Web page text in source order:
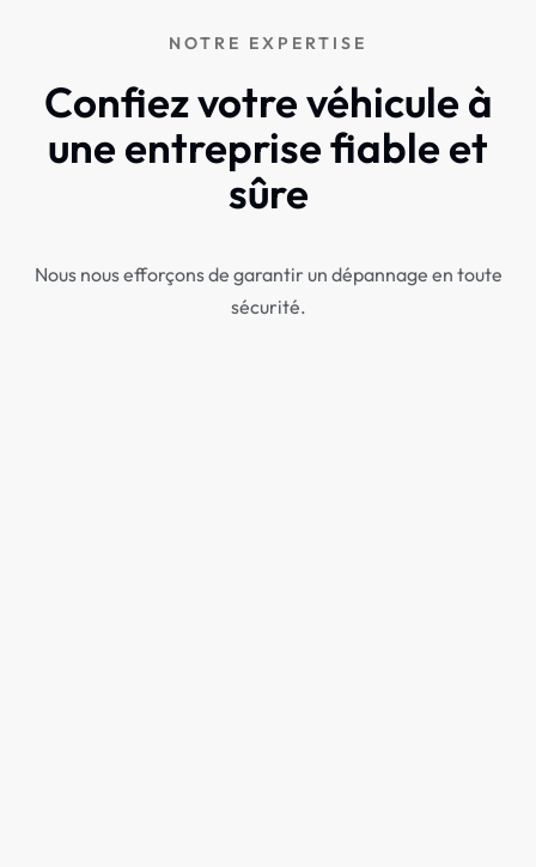
NOTRE EXPERTISE
Confiez votre véhicule à
une entreprise fiable et
sûre
Nous nous efforçons de garantir un dépannage en toute
sécurité.